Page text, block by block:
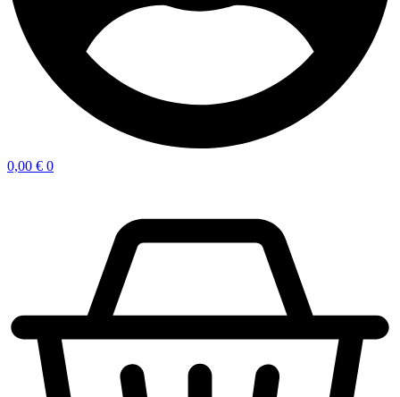
0,00 € 0